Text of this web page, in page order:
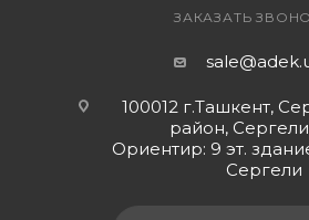
ЗАКАЗАТЬ
100012 г.Ташкент,
район,
Ориентир: 9 эт.
Сергели